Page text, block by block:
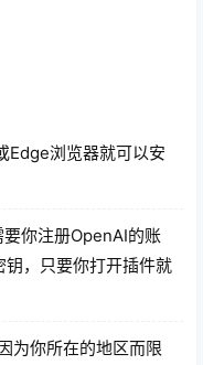
Edge浏览器就可以安
你注册OpenAI的账
，只要你打开插件就
为你所在的地区而限